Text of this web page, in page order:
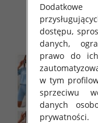
szczegóły
dostępu,
danych,
prawo do
w tym
sprzeciwu
danych
prywatności.